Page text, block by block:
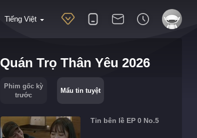
Tiếng Việt
Quán Trọ Thân Yêu 2026
Phim gốc kỳ
trước
Mẩu tin tuyệt
Tin bên lề EP 0 No.5